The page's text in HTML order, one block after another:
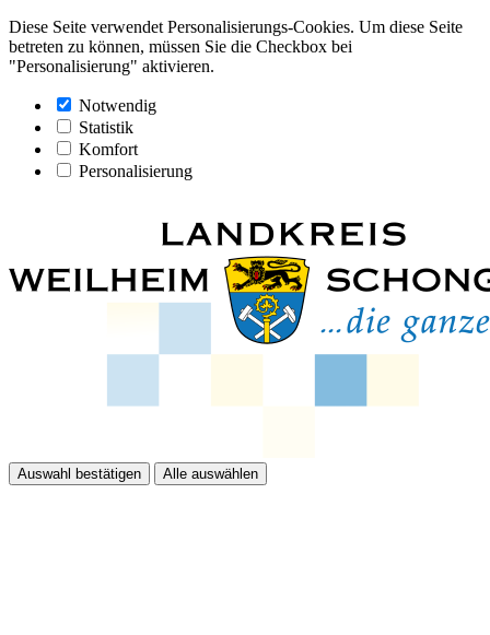
Diese Seite verwendet Personalisierungs-Cookies. Um diese Seite
betreten zu können, müssen Sie die Checkbox bei
"Personalisierung" aktivieren.
Notwendig
Statistik
Komfort
Personalisierung
Auswahl bestätigen Alle auswählen